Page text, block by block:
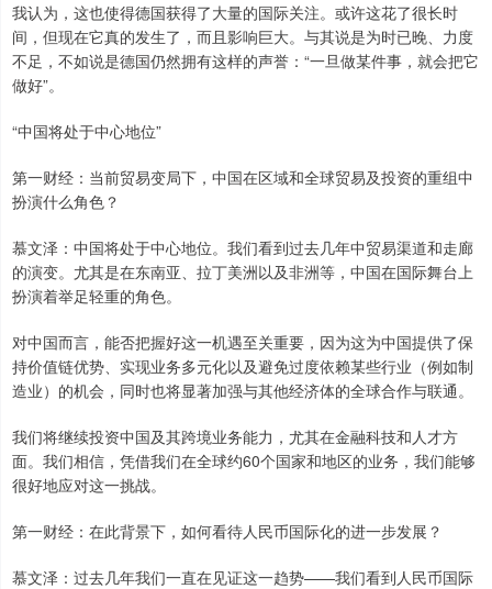
我认为，这也使得德国获得了大量的国际关注。或许这花了很长时
间，但现在它真的发生了，而且影响巨大。与其说是为时已晚、力度
不足，不如说是德国仍然拥有这样的声誉：“一旦做某件事，就会把它
做好”。
“中国将处于中心地位”
第一财经：当前贸易变局下，中国在区域和全球贸易及投资的重组中
扮演什么角色？
慕文泽：中国将处于中心地位。我们看到过去几年中贸易渠道和走廊
的演变。尤其是在东南亚、拉丁美洲以及非洲等，中国在国际舞台上
扮演着举足轻重的角色。
对中国而言，能否把握好这一机遇至关重要，因为这为中国提供了保
持价值链优势、实现业务多元化以及避免过度依赖某些行业（例如制
造业）的机会，同时也将显著加强与其他经济体的全球合作与联通。
我们将继续投资中国及其跨境业务能力，尤其在金融科技和人才方
面。我们相信，凭借我们在全球约60个国家和地区的业务，我们能够
很好地应对这一挑战。
第一财经：在此背景下，如何看待人民币国际化的进一步发展？
慕文泽：过去几年我们一直在见证这一趋势——我们看到人民币国际